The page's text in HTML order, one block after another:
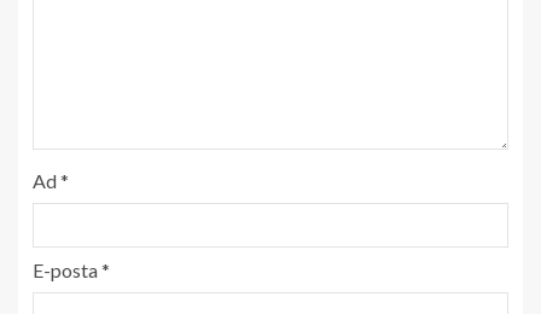
Ad*
E-posta*